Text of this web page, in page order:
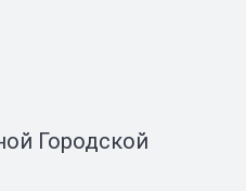
Городской